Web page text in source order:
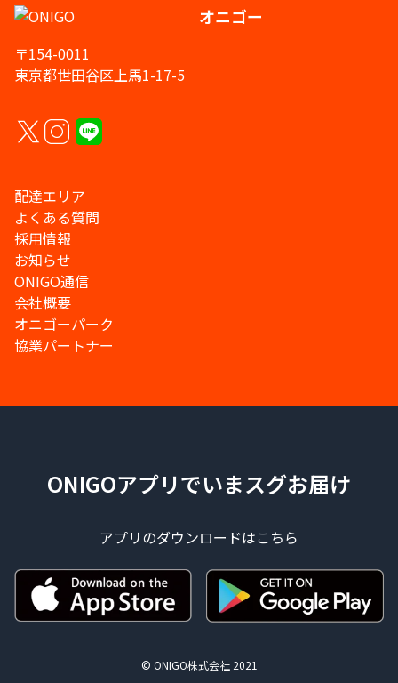
オニゴー
〒154-0011
東京都世田谷区上馬1-17-5
配達エリア
よくある質問
採用情報
お知らせ
ONIGO通信
会社概要
オニゴーパーク
協業パートナー
ONIGOアプリでいまスグお届け
アプリのダウンロードはこちら
© ONIGO株式会社 2021